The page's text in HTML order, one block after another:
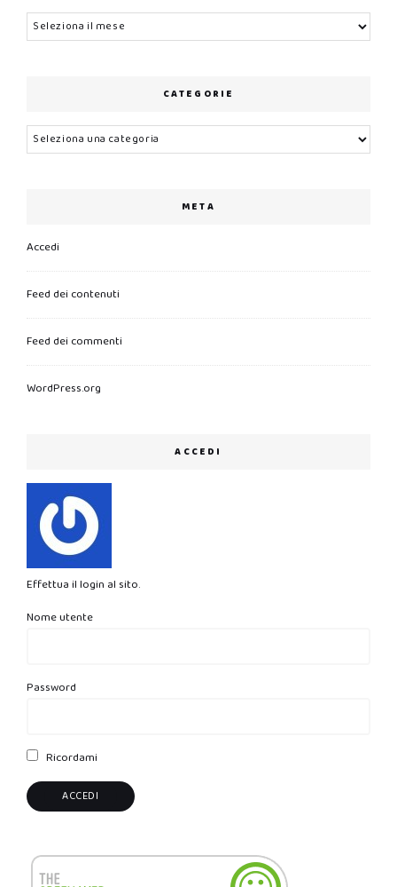
Archivi
CATEGORIE
Categorie
META
Accedi
Feed dei contenuti
Feed dei commenti
WordPress.org
ACCEDI
Effettua il login al sito.
Nome utente
Password
Ricordami